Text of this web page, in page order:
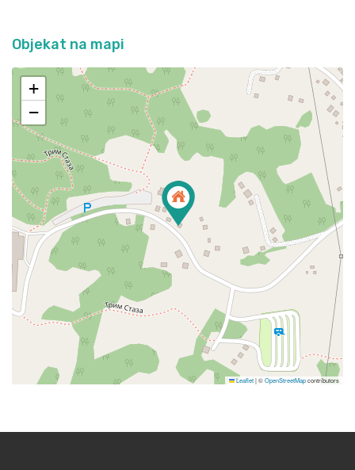
Objekat na mapi
+
−
Leaflet|©OpenStreetMapcontributors